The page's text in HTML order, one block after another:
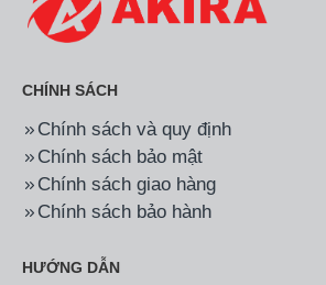
CHÍNH SÁCH
Chính sách và quy định
Chính sách bảo mật
Chính sách giao hàng
Chính sách bảo hành
HƯỚNG DẪN